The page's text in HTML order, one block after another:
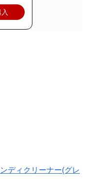
ディクリーナー(グレ